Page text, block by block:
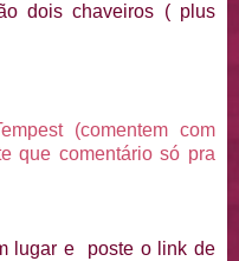
dois chaveiros ( plus
(comentem com
que comentário só pra
lugar e poste o link de